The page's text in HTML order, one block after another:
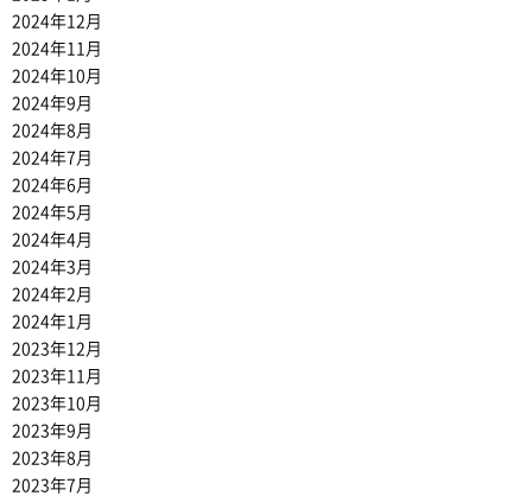
2024年12月
2024年11月
2024年10月
2024年9月
2024年8月
2024年7月
2024年6月
2024年5月
2024年4月
2024年3月
2024年2月
2024年1月
2023年12月
2023年11月
2023年10月
2023年9月
2023年8月
2023年7月